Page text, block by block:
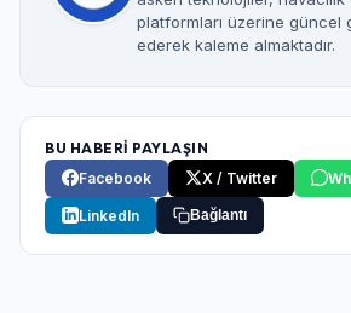
platformları üzerine güncel
ederek kaleme almaktadır.
BU HABERİ PAYLAŞIN
Facebook
X / Twitter
LinkedIn Bağlantı